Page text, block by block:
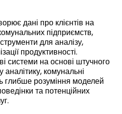
дані про клієнтів на
підприємств,
для аналізу,
продуктивності.
системи на основі штучного
аналітику, комунальні
глибше розуміння моделей
та потенційних